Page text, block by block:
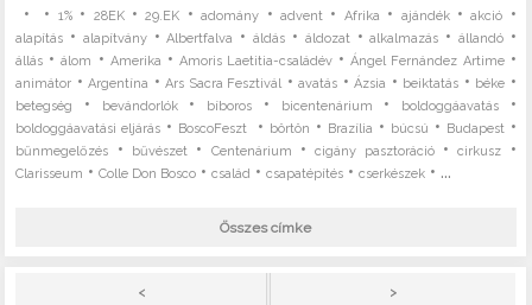
• • 1%• 28EK•29.EK •adomány •advent • Afrika • ajándék•akció •
alapítás • alapítvány•Albertfalva •áldás • áldozat •alkalmazás • állandó•
állás •álom • Amerika • Amoris Laetitia-családév •Ángel Fernández Artime•
animátor •Argentína •Ars Sacra Fesztivál •avatás •Ázsia • beiktatás • béke •
betegség • bevándorlók• bíboros • bicentenárium • boldoggáavatás•
boldoggáavatási eljárás • BoscoFeszt • börtön • Brazília • búcsú • Budapest •
bűnmegelőzés • bűvészet • Centenárium •cigány pasztoráció•cirkusz •
Clarisseum •Colle Don Bosco •család •csapatépítés •cserkészek • ...
Összes címke
< >